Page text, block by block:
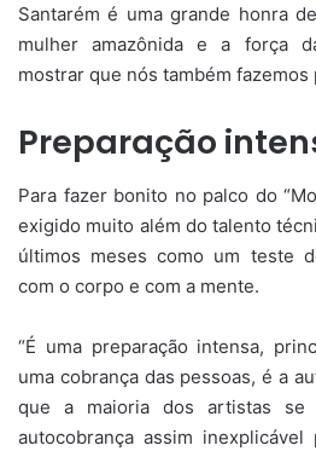
Santarém é uma grande honra
mulher amazônida e a força
mostrar que nós também fazemos
Preparação
Para fazer bonito no palco do
exigido muito além do talento
últimos meses como um teste
com o corpo e com a mente.
“É uma preparação intensa,
uma cobrança das pessoas, é a
que a maioria dos artistas se
autocobrança assim